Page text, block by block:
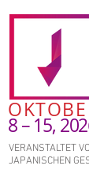
8 – 15,
VERANSTALTET
JAPANISCHEN